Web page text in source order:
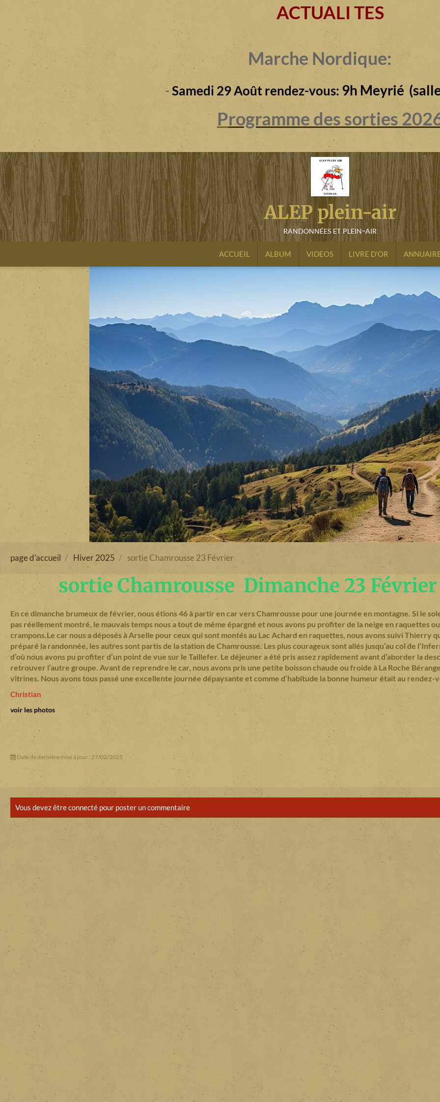
ACTUALI TES
Marche Nordique:
-Samedi 29 Août rendez-vous: 9h Meyrié
Programme des sorties
ALEP plein-air
randonnées et plein-air
ACCUEIL ALBUM VIDEOS LIVRE D'OR
page d'accueil Hiver 2025 sortie Chamrousse 23 Février
sortie Chamrousse Dimanche 23 Février
En ce dimanche brumeux de février, nous étions 46 à partir en car vers Chamrousse pour une journée en montagne. Si le
pas réellement montré, le mauvais temps nous a tout de même épargné et nous avons pu profiter de la neige en raquettes
crampons.Le car nous a déposés à Arselle pour ceux qui sont montés au Lac Achard en raquettes, nous avons suivi Thierry
préparé la randonnée, les autres sont partis de la station de Chamrousse. Les plus courageux sont allés jusqu’au col de
d’où nous avons pu profiter d’un point de vue sur le Taillefer. Le déjeuner a été pris assez rapidement avant d’aborder la
retrouver l’autre groupe. Avant de reprendre le car, nous avons pris une petite boisson chaude ou froide à La Roche
vitrines. Nous avons tous passé une excellente journée dépaysante et comme d’habitude la bonne humeur était au rendez-
Christian
voir les photos
Date de dernière mise à jour : 27/02/2025
Vous devez être connecté pour poster un commentaire